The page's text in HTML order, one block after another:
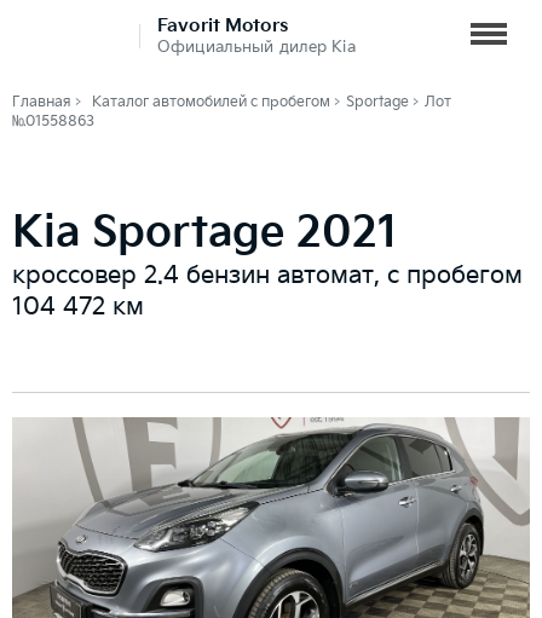
Favorit Motors
Официальный дилер Kia
Главная Каталог автомобилей с пробегом Sportage
Лот
№01558863
Kia Sportage 2021
кроссовер 2.4 бензин автомат, с пробегом
104 472 км